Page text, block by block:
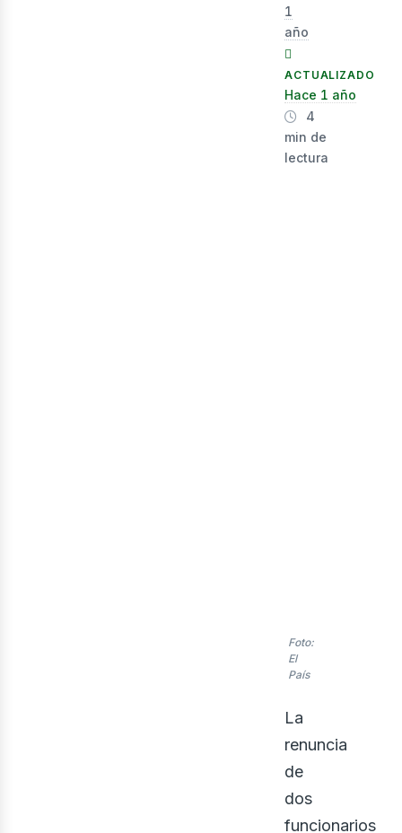
1
año
ACTUALIZADO
Hace 1 año
4
min de
lectura
Foto:
El
País
La
renuncia
de
dos
funcionarios